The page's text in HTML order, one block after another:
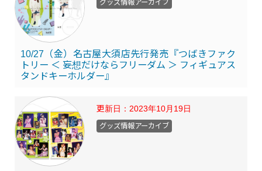
10/27（金）名古屋大須店先行発売『つばきファク
トリー ＜ 妄想だけならフリーダム ＞ フィギュアス
タンドキーホルダー』
グッズ情報アーカイブ
更新日： 2023年10月19日
グッズ情報アーカイブ